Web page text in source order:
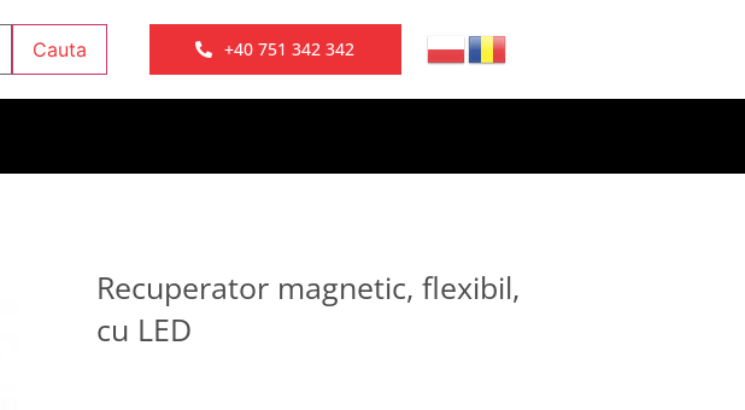
Cauta +40 751 342 342
Recuperator magnetic, flexibil,
cu LED